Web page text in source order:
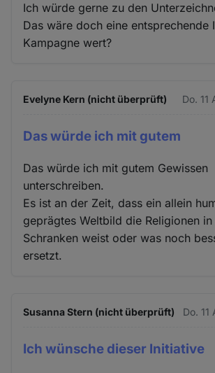
Ich würde gerne zu den
Das wäre doch eine entsprechende
Kampagne wert?
Evelyne Kern (nicht überprüft) Do. 11
Das würde ich mit gutem
Das würde ich mit gutem Gewissen
unterschreiben.
Es ist an der Zeit, dass ein allein
geprägtes Weltbild die Religionen
Schranken weist oder was noch
ersetzt.
Susanna Stern (nicht überprüft) Do. 11
Ich wünsche dieser Initiative